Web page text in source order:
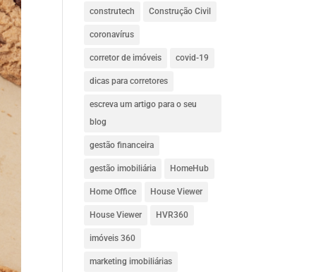
construtech Construção Civil
coronavírus
corretor de imóveis covid-19
dicas para corretores
escreva um artigo para o seu
blog
gestão financeira
gestão imobiliária HomeHub
Home Office House Viewer
House Viewer HVR360
imóveis 360
marketing imobiliárias